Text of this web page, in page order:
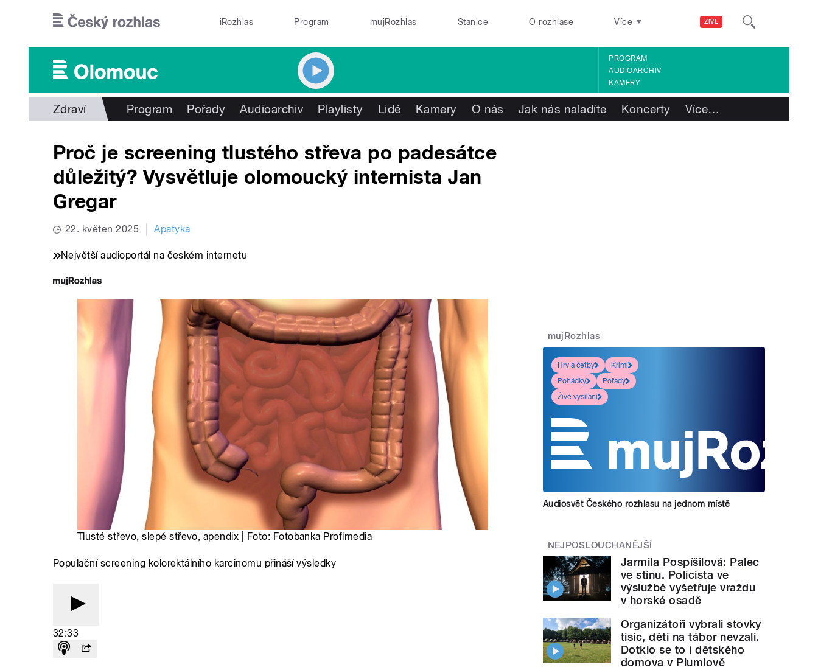
ŽIVĚ
iRozhlas Program mujRozhlas Stanice O rozhlase Více
PROGRAM
AUDIOARCHIV
KAMERY
Zdraví Program Pořady Audioarchiv Playlisty Lidé Kamery O nás Jak nás naladíte Koncerty Více…
Proč je screening tlustého střeva po padesátce
důležitý? Vysvětluje olomoucký internista Jan
Gregar
22. květen 2025 Apatyka
Největší audioportál na českém internetu
Tlusté střevo, slepé střevo, apendix | Foto: Fotobanka Profimedia
Populační screening kolorektálního karcinomu přináší výsledky
32:33
mujRozhlas
Hry a četby
Krimi
Pohádky
Pořady
Živé vysílání
Audiosvět Českého rozhlasu na jednom místě
NEJPOSLOUCHANĚJŠÍ
Jarmila Pospíšilová: Palec
ve stínu. Policista ve
výslužbě vyšetřuje vraždu
v horské osadě
Organizátoři vybrali stovky
tisíc, děti na tábor nevzali.
Dotklo se to i dětského
domova v Plumlově